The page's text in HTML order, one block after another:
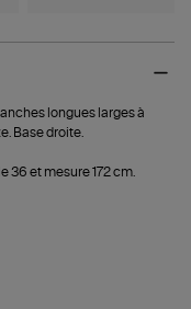
longues larges à
Base droite.
36 et mesure 172 cm.